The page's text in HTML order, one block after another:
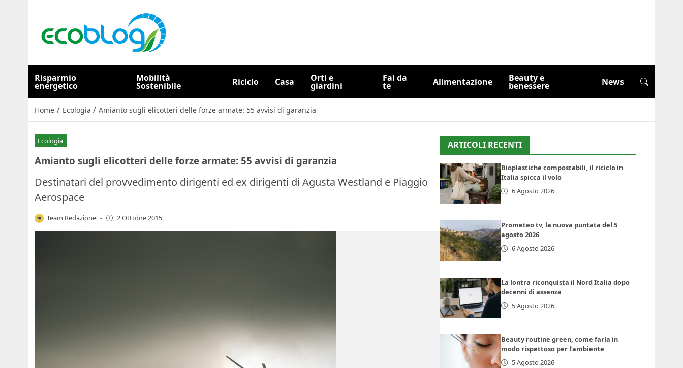
Risparmio
energetico
Mobilità
Sostenibile Riciclo Casa Orti e
giardini
Fai da
te Alimentazione Beauty e
benessere News
Home / Ecologia / Amianto sugli elicotteri delle forze armate: 55 avvisi di garanzia
Ecologia
Amianto sugli elicotteri delle forze armate: 55 avvisi di garanzia
Destinatari del provvedimento dirigenti ed ex dirigenti di Agusta Westland e Piaggio
Aerospace
Team Redazione - 2 Ottobre 2015
ARTICOLI RECENTI
Bioplastiche compostabili, il riciclo in
Italia spicca il volo
6 Agosto 2026
Prometeo tv, la nuova puntata del 5
agosto 2026
6 Agosto 2026
La lontra riconquista il Nord Italia dopo
decenni di assenza
5 Agosto 2026
Beauty routine green, come farla in
modo rispettoso per l’ambiente
5 Agosto 2026